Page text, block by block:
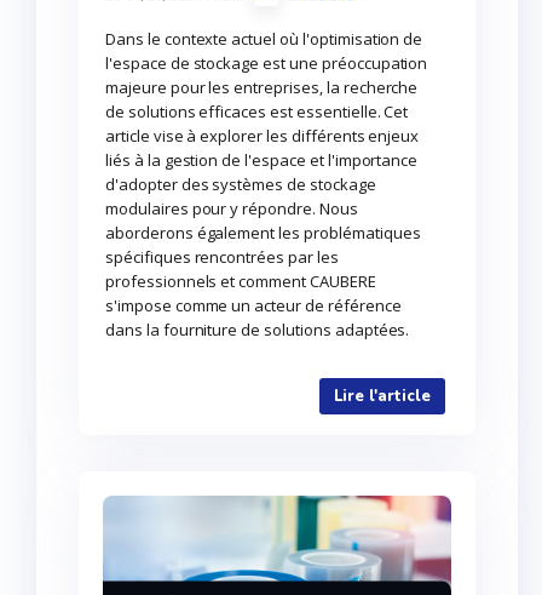
Dans le contexte actuel où l'optimisation de
l'espace de stockage est une préoccupation
majeure pour les entreprises, la recherche
de solutions efficaces est essentielle. Cet
article vise à explorer les différents enjeux
liés à la gestion de l'espace et l'importance
d'adopter des systèmes de stockage
modulaires pour y répondre. Nous
aborderons également les problématiques
spécifiques rencontrées par les
professionnels et comment CAUBERE
s'impose comme un acteur de référence
dans la fourniture de solutions adaptées.
Lire l'article